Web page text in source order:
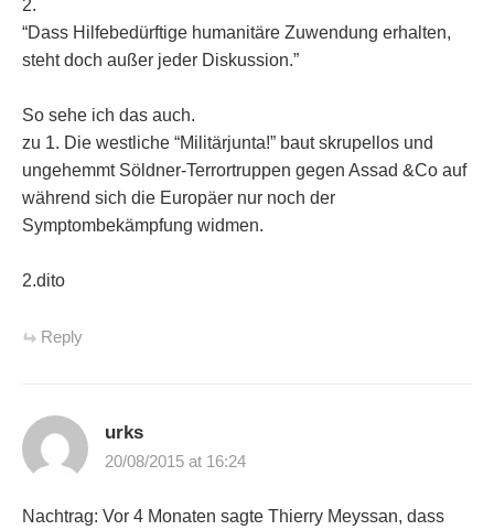
2.
“Dass Hilfebedürftige humanitäre Zuwendung erhalten,
steht doch außer jeder Diskussion.”
So sehe ich das auch.
zu 1. Die westliche “Militärjunta!” baut skrupellos und
ungehemmt Söldner-Terrortruppen gegen Assad &Co auf
während sich die Europäer nur noch der
Symptombekämpfung widmen.
2.dito
Reply
urks
20/08/2015 at 16:24
Nachtrag: Vor 4 Monaten sagte Thierry Meyssan, dass